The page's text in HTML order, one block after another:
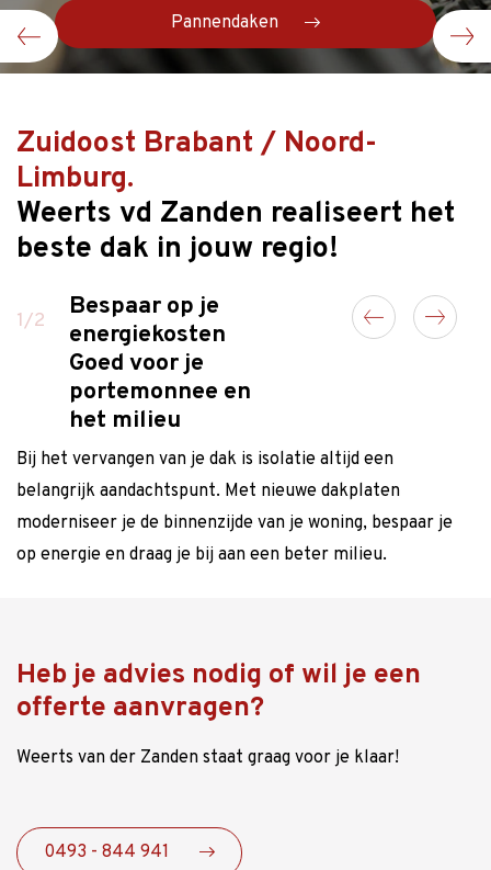
Pannendaken
Platte daken
Zinkwerk
Dakisolatie
Dakramen & Dakkapellen
Inspectie en onderhoud
Zuidoost Brabant / Noord-
Limburg.
Weerts vd Zanden realiseert het
beste dak in jouw regio!
1/2
Bespaar op je
energiekosten
Goed voor je
portemonnee en
het milieu
Bij het vervangen van je dak is isolatie altijd een
belangrijk aandachtspunt. Met nieuwe dakplaten
moderniseer je de binnenzijde van je woning, bespaar je
op energie en draag je bij aan een beter milieu.
Van een
tussenwoning tot
een
woningbouwproject!
Weerts van der Zanden is flexibel en houdt van
uitdagingen op hoog niveau. Neem gerust contact op voor
de mogelijkheden of vraag vrijblijvend een offerte aan.
Heb je advies nodig of wil je een
offerte aanvragen?
Weerts van der Zanden staat graag voor je klaar!
0493 - 844 941